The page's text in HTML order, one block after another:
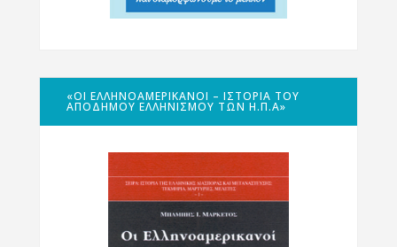
«ΟΙ ΕΛΛΗΝΟΑΜΕΡΙΚΑΝΟΊ – ΙΣΤΟΡΊΑ ΤΟΥ
ΑΠΌΔΗΜΟΥ ΕΛΛΗΝΙΣΜΟΎ ΤΩΝ Η.Π.Α»